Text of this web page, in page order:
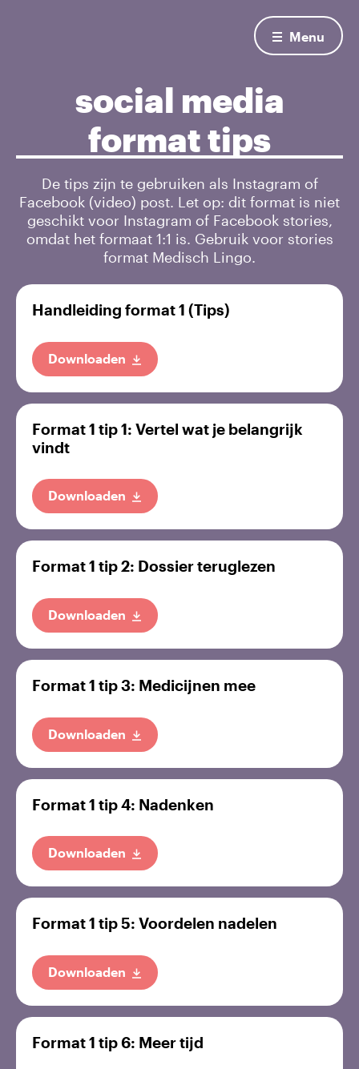
Menu
social media
format tips
De tips zijn te gebruiken als Instagram of
Facebook (video) post. Let op: dit format is niet
geschikt voor Instagram of Facebook stories,
omdat het formaat 1:1 is. Gebruik voor stories
format Medisch Lingo.
Handleiding format 1 (Tips)
Downloaden
Format 1 tip 1: Vertel wat je belangrijk
vindt
Downloaden
Format 1 tip 2: Dossier teruglezen
Downloaden
Format 1 tip 3: Medicijnen mee
Downloaden
Format 1 tip 4: Nadenken
Downloaden
Format 1 tip 5: Voordelen nadelen
Downloaden
Format 1 tip 6: Meer tijd